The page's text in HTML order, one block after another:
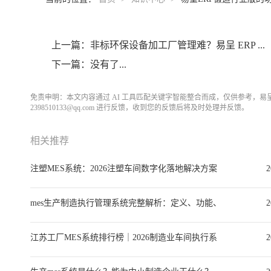
上一篇：非标环保设备加工厂管理难？易呈 ERP ...
下一篇：没有了...
免责申明：本文内容通过 AI 工具匹配关键字智能整合而成，仅供参考，
2398510133@qq.com 进行反馈，收到您的反馈后将及时处理并反馈。
相关推荐
注塑MES系统：2026注塑车间数字化落地解决方案
mes生产制造执行管理系统完整解析：定义、功能、
江苏工厂MES系统排行榜｜2026制造业车间执行系